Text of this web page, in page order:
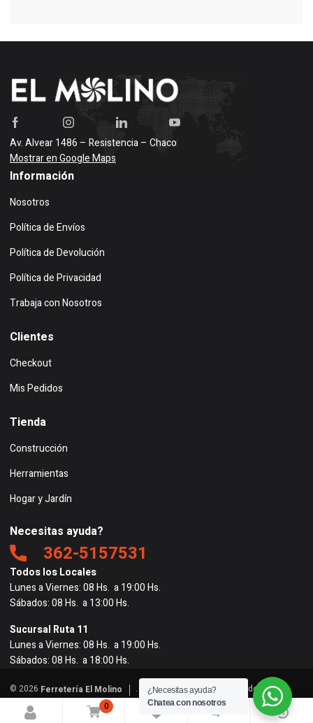
0
0
Av. Alvear 1486 – Resistencia – Chaco
Mostrar en Google Maps
Información
Nosotros
Política de Envíos
Política de Devolución
Política de Privacidad
Trabaja con Nosotros
Clientes
Checkout
Mis Pedidos
Tienda
Construcción
Herramientas
Hogar y Jardín
Necesitas ayuda?
362-5157531
Todos los Locales
Lunes a Viernes: 08 Hs. a 19:00 Hs.
Sábados: 08 Hs. a 13:00 Hs.
Sucursal Ruta 11
Lunes a Viernes: 08 Hs. a 19:00 Hs.
Sábados: 08 Hs. a 18:00 Hs.
© 2026 Ferretería El Molino
. Todos los derechos reservados. |
Powered by
BigRedes
¿Necesitas ayuda?
Chatea con nosotros